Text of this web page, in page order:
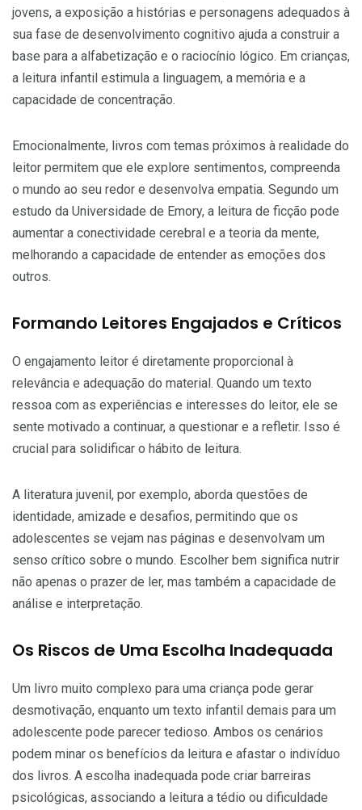
jovens, a exposição a histórias e personagens adequados à
sua fase de desenvolvimento cognitivo ajuda a construir a
base para a alfabetização e o raciocínio lógico. Em crianças,
a leitura infantil estimula a linguagem, a memória e a
capacidade de concentração.
Emocionalmente, livros com temas próximos à realidade do
leitor permitem que ele explore sentimentos, compreenda
o mundo ao seu redor e desenvolva empatia. Segundo um
estudo da Universidade de Emory, a leitura de ficção pode
aumentar a conectividade cerebral e a teoria da mente,
melhorando a capacidade de entender as emoções dos
outros.
Formando Leitores Engajados e Críticos
O engajamento leitor é diretamente proporcional à
relevância e adequação do material. Quando um texto
ressoa com as experiências e interesses do leitor, ele se
sente motivado a continuar, a questionar e a refletir. Isso é
crucial para solidificar o hábito de leitura.
A literatura juvenil, por exemplo, aborda questões de
identidade, amizade e desafios, permitindo que os
adolescentes se vejam nas páginas e desenvolvam um
senso crítico sobre o mundo. Escolher bem significa nutrir
não apenas o prazer de ler, mas também a capacidade de
análise e interpretação.
Os Riscos de Uma Escolha Inadequada
Um livro muito complexo para uma criança pode gerar
desmotivação, enquanto um texto infantil demais para um
adolescente pode parecer tedioso. Ambos os cenários
podem minar os benefícios da leitura e afastar o indivíduo
dos livros. A escolha inadequada pode criar barreiras
psicológicas, associando a leitura a tédio ou dificuldade